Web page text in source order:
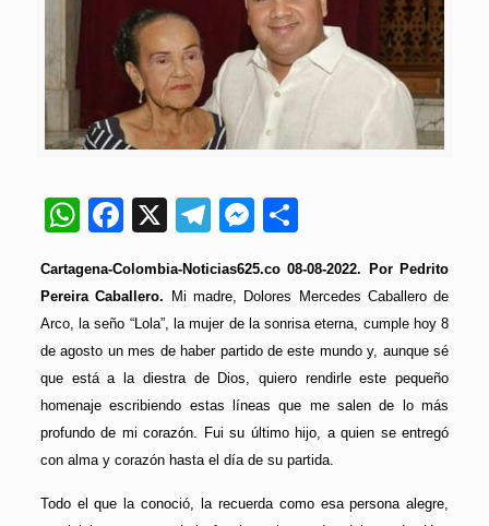
WhatsApp
Facebook
X Telegram
Messenger
Cartagena-Colombia-Noticias625.co 08-08-2022. Por Pedrito
Pereira Caballero.
Mi madre, Dolores Mercedes Caballero de
Arco, la seño “Lola”, la mujer de la sonrisa eterna, cumple hoy 8
de agosto un mes de haber partido de este mundo y, aunque sé
que está a la diestra de Dios, quiero rendirle este pequeño
homenaje escribiendo estas líneas que me salen de lo más
profundo de mi corazón. Fui su último hijo, a quien se entregó
con alma y corazón hasta el día de su partida.
Todo el que la conoció, la recuerda como esa persona alegre,